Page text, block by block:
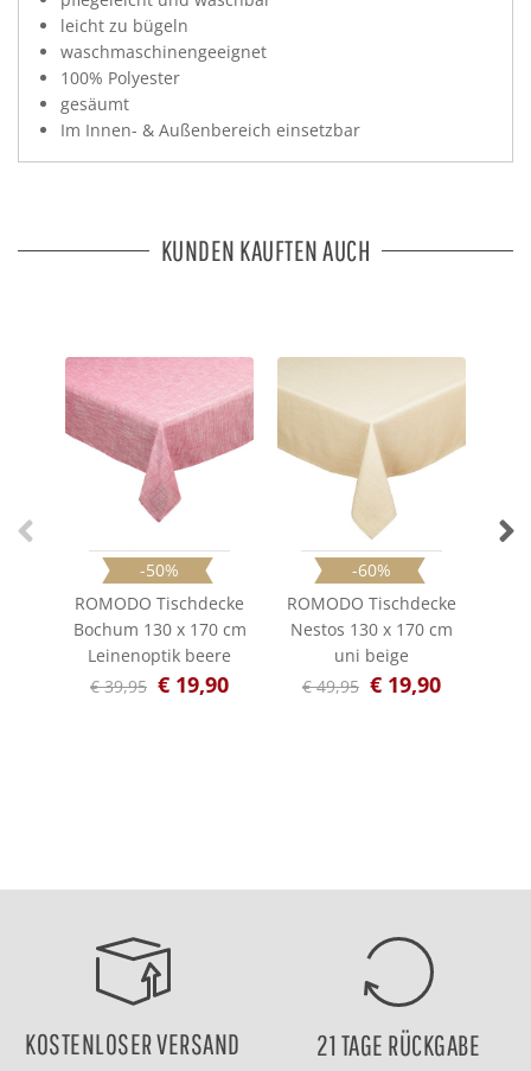
leicht zu bügeln
waschmaschinengeeignet
100% Polyester
gesäumt
Im Innen- & Außenbereich einsetzbar
KUNDEN KAUFTEN AUCH
-50%
ROMODO Tischdecke
Bochum 130 x 170 cm
Leinenoptik beere
€ 39,95 € 19,90
-60%
ROMODO Tischdecke
Nestos 130 x 170 cm
uni beige
€ 49,95 € 19,90
KOSTENLOSER VERSAND 21 TAGE RÜCKGABE